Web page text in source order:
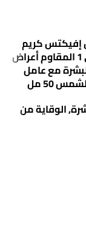
إفيكتس كريم
مرطب 7 في 1 المقاوم أعراض
مع عامل
50 مل
,الوقاية من